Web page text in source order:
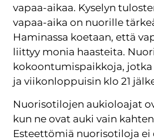
vapaa-aikaa. Kyselyn
vapaa-aika on nuorille
Haminassa koetaan, että
liittyy monia haasteita.
kokoontumispaikkoja,
ja viikonloppuisin klo 21
Nuorisotilojen aukioloajat
kun ne ovat auki vain
Esteettömiä nuorisotiloja ei